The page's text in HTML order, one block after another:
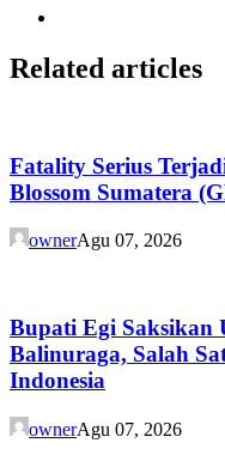
Related articles
Fatality Serius
Blossom Sumatera
ownerAgu 07, 2026
Bupati Egi Saksikan
Balinuraga, Salah
Indonesia
ownerAgu 07, 2026